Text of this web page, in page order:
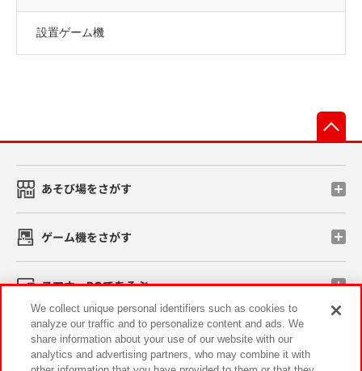
設置ゲーム機
あそび場をさがす
ゲーム機をさがす
スマホ・PCであそぶ
イベント・キャンペーン
We collect unique personal identifiers such as cookies to
analyze our traffic and to personalize content and ads. We
share information about your use of our website with our
analytics and advertising partners, who may combine it with